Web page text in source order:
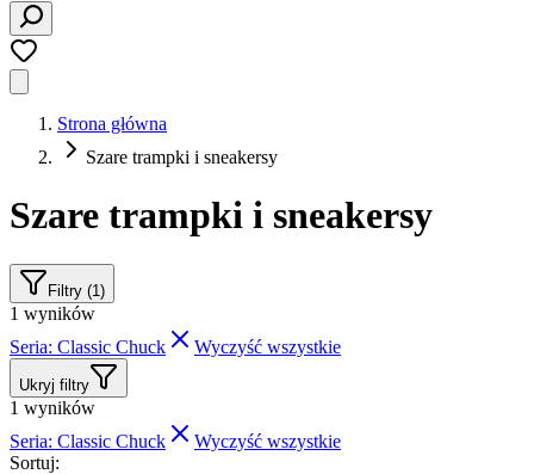
Strona główna
Szare trampki i sneakersy
Szare trampki i sneakersy
Filtry (1)
1 wyników
Seria: Classic Chuck
Wyczyść wszystkie
Ukryj filtry
1 wyników
Seria: Classic Chuck
Wyczyść wszystkie
Sortuj: